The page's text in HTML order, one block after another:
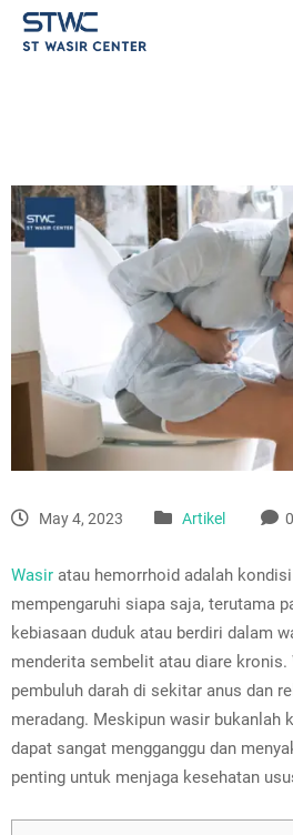
May 4, 2023 Artikel 0
Wasir atau hemorrhoid adalah
mempengaruhi siapa saja, terutama
kebiasaan duduk atau berdiri dalam
menderita sembelit atau diare
pembuluh darah di sekitar anus dan
meradang. Meskipun wasir bukanlah
dapat sangat mengganggu dan
penting untuk menjaga kesehatan